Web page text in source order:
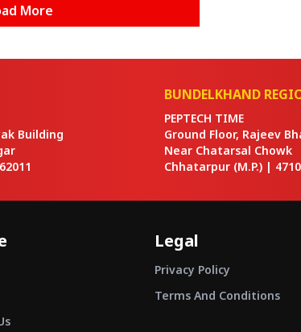
More
Building
BUNDELKHAND
PEPTECH TIME
Ground Floor, Rajeev
Near Chatarsal Chowk
Chhatarpur (M.P.) |
Legal
Privacy Policy
Terms And Conditions